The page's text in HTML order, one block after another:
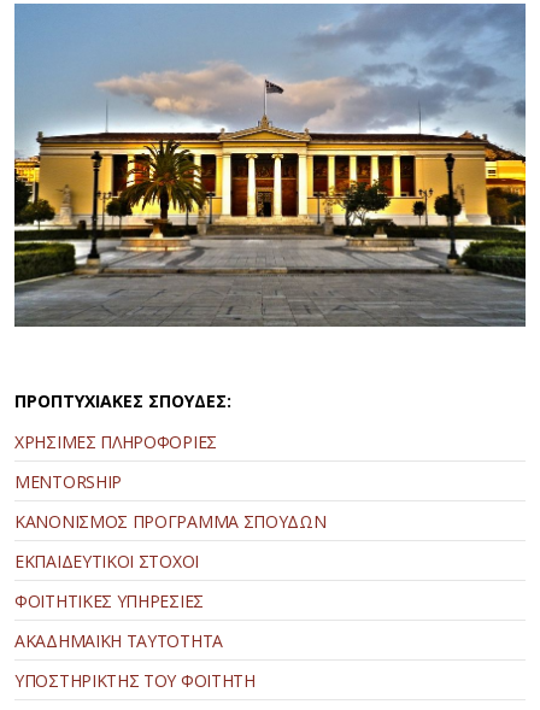
ΠΡΟΠΤΥΧΙΑΚΕΣ ΣΠΟΥΔΕΣ:
ΧΡΗΣΙΜΕΣ ΠΛΗΡΟΦΟΡΙΕΣ
MENTORSHIP
ΚΑΝΟΝΙΣΜΟΣ ΠΡΟΓΡΑΜΜΑ ΣΠΟΥΔΩΝ
ΕΚΠΑΙΔΕΥΤΙΚΟΙ ΣΤΟΧΟΙ
ΦΟΙΤΗΤΙΚΕΣ ΥΠΗΡΕΣΙΕΣ
ΑΚΑΔΗΜΑΪΚΗ ΤΑΥΤΟΤΗΤΑ
ΥΠΟΣΤΗΡΙΚΤΗΣ ΤΟΥ ΦΟΙΤΗΤΗ